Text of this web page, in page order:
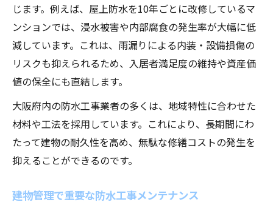
じます。例えば、屋上防水を10年ごとに改修しているマ
ンションでは、浸水被害や内部腐食の発生率が大幅に低
減しています。これは、雨漏りによる内装・設備損傷の
リスクも抑えられるため、入居者満足度の維持や資産価
値の保全にも直結します。
大阪府内の防水工事業者の多くは、地域特性に合わせた
材料や工法を採用しています。これにより、長期間にわ
たって建物の耐久性を高め、無駄な修繕コストの発生を
抑えることができるのです。
建物管理で重要な防水工事メンテナンス